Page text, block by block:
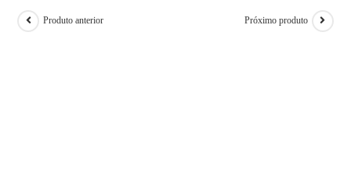
Produto anterior Próximo produto